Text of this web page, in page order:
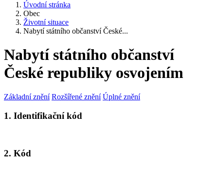
Úvodní stránka
Obec
Životní situace
Nabytí státního občanství České...
Nabytí státního občanství
České republiky osvojením
Základní znění Rozšířené znění Úplné znění
1. Identifikační kód
2. Kód